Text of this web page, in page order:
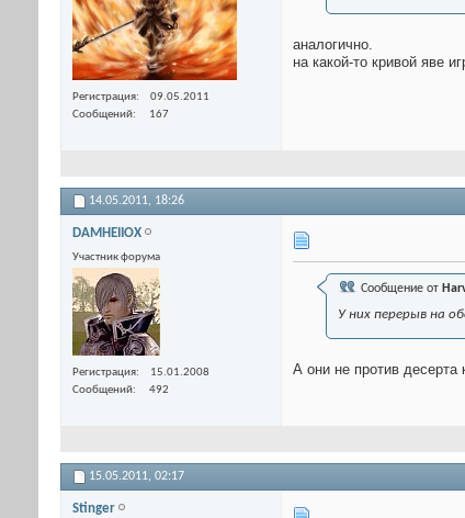
Регистрация
09.05.2011
Сообщений
167
аналогично.
на какой-то кривой яве
14.05.2011, 18:26
DAMHEIIOX
Участник форума
Регистрация
15.01.2008
Сообщений
492
Сообщение от
У них перерыв на
А они не против десерта
15.05.2011, 02:17
Stinger